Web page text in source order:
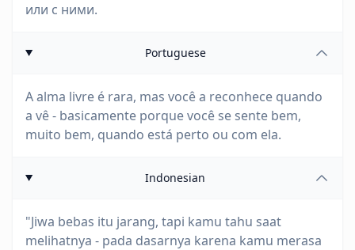
или с ними.
Portuguese
A alma livre é rara, mas você a reconhece quando
a vê - basicamente porque você se sente bem,
muito bem, quando está perto ou com ela.
Indonesian
"Jiwa bebas itu jarang, tapi kamu tahu saat
melihatnya - pada dasarnya karena kamu merasa